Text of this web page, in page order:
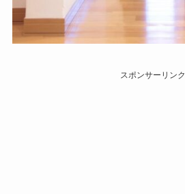
スポンサーリンク